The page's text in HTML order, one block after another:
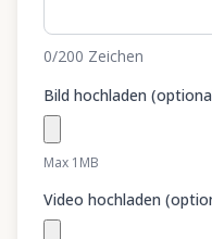
0/200 Zeichen
Bild hochladen
Max 1MB
Video hochladen